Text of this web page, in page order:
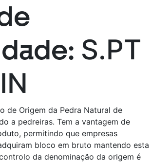
S.PT
de Origem da Pedra Natural de
a pedreiras. Tem a vantagem de
permitindo que empresas
bloco em bruto mantendo esta
da denominação da origem é
–
de
S.A